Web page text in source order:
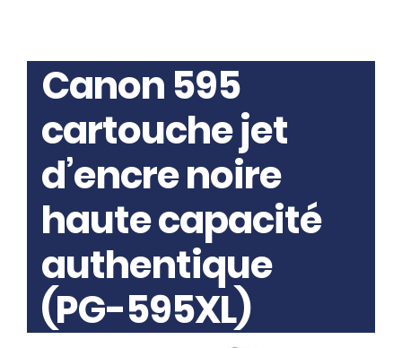
Canon 595
cartouche jet
d’encre noire
haute capacité
authentique
(PG-595XL)